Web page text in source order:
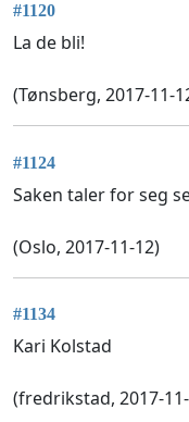
#1120
La de bli!
(Tønsberg, 2017-11-
#1124
Saken taler for seg
(Oslo, 2017-11-12)
#1134
Kari Kolstad
(fredrikstad, 2017-